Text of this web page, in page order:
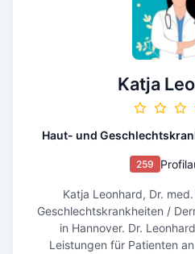
Katja
Haut- und
259
Katja Leonhard, Dr.
Geschlechtskrankheiten /
in Hannover. Dr.
Leistungen für Patienten